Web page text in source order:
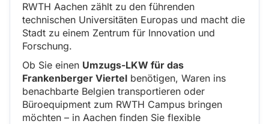
RWTH Aachen zählt zu den führenden
technischen Universitäten Europas und macht die
Stadt zu einem Zentrum für Innovation und
Forschung.
Ob Sie einen Umzugs-LKW für das
Frankenberger Viertel benötigen, Waren ins
benachbarte Belgien transportieren oder
Büroequipment zum RWTH Campus bringen
möchten – in Aachen finden Sie flexible